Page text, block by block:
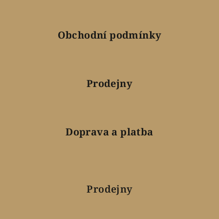
Obchodní podmínky
Prodejny
Doprava a platba
Prodejny